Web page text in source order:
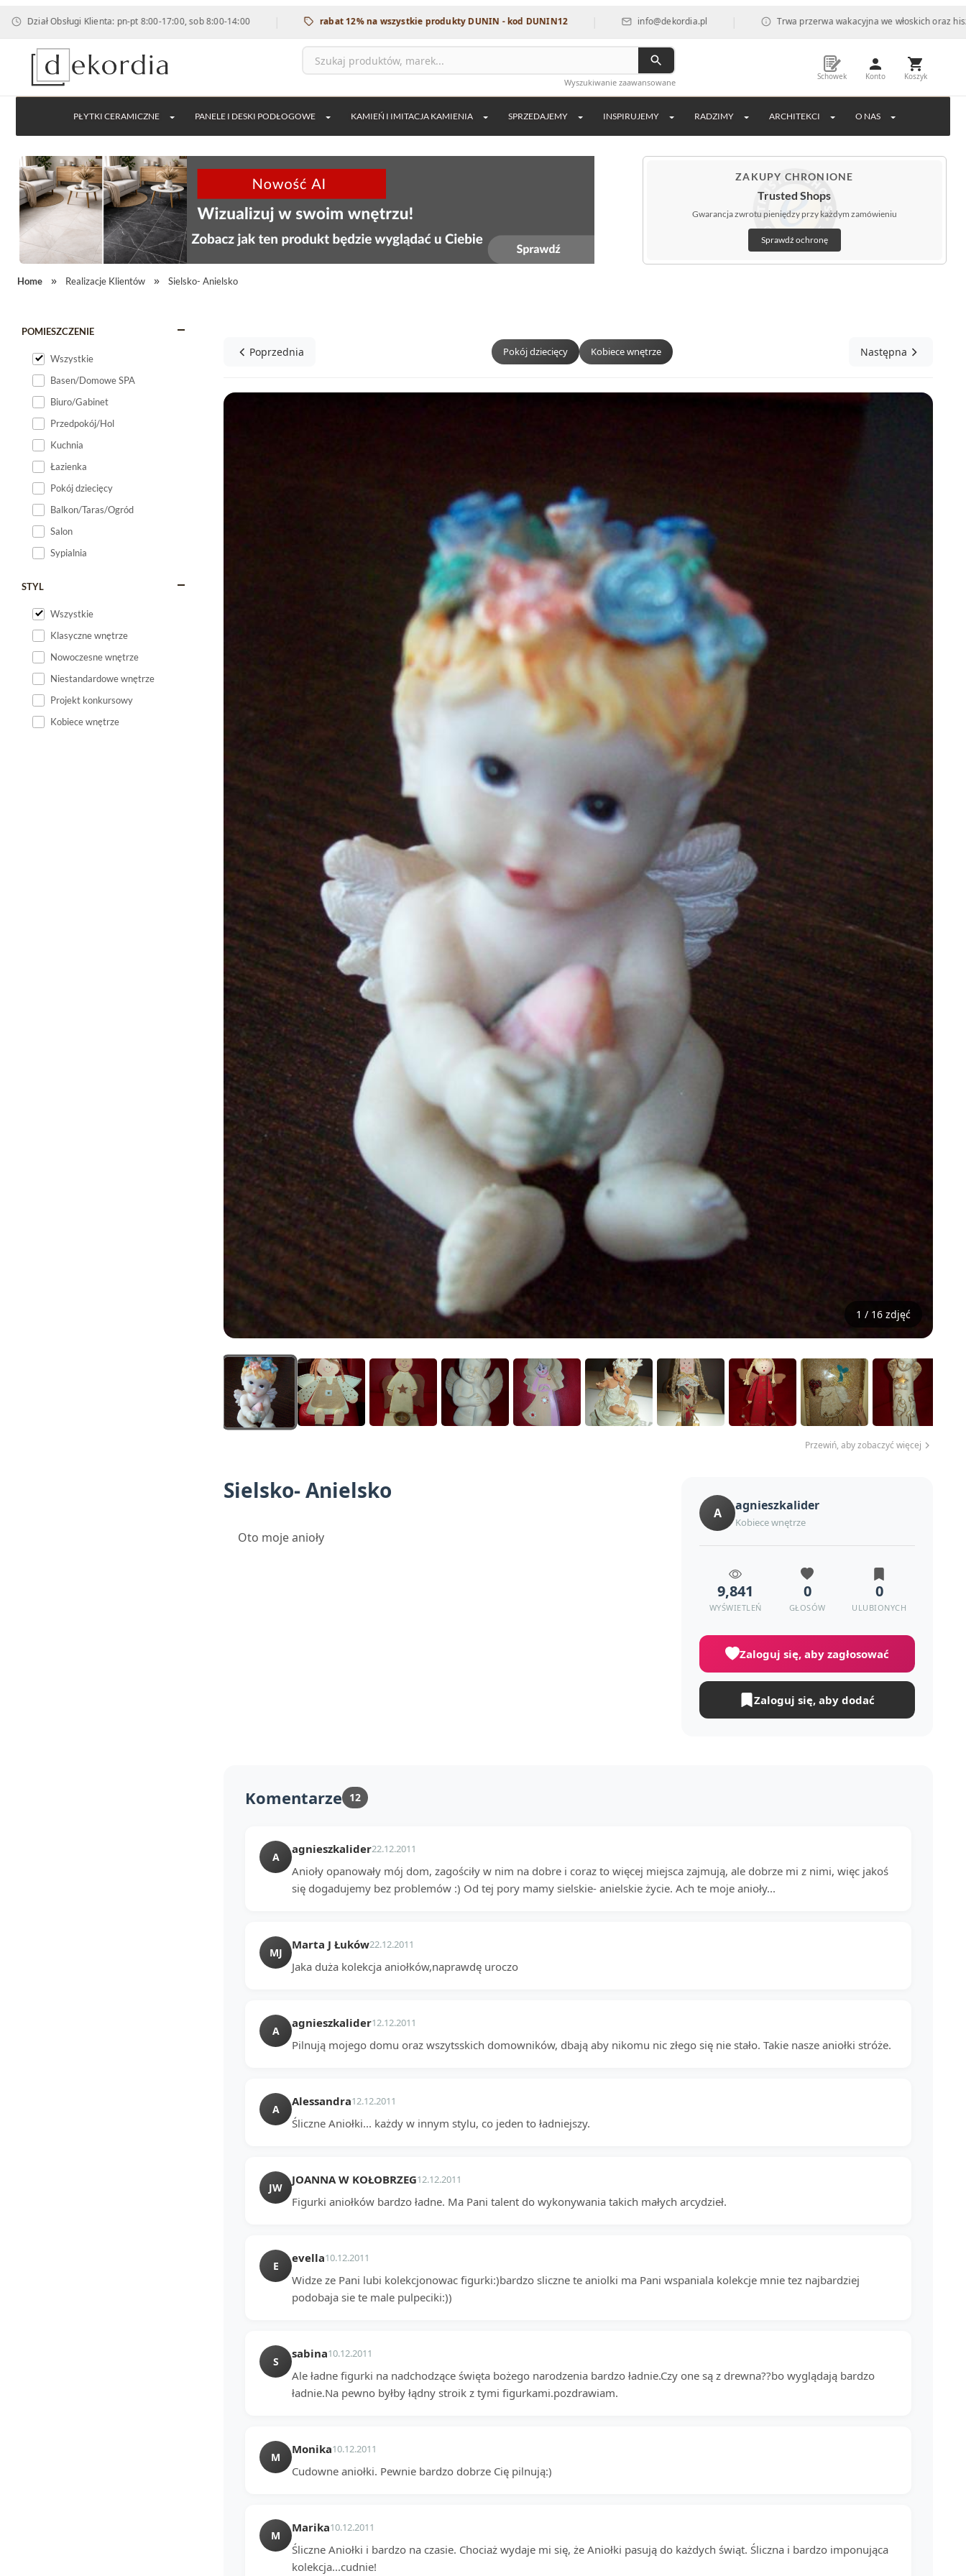
Klienta: pn-pt 8:00-17:00, sob 8:00-14:00 | rabat 12% na wszystkie produkty DUNIN - kod DUNIN12 | info@dekordia.pl | Trwa przerwa wakacyjna we włoskich oraz hiszpańskich
Wyszukiwanie zaawansowane
Schowek Konto Koszyk
PŁYTKI CERAMICZNE PANELE I DESKI PODŁOGOWE KAMIEŃ I IMITACJA KAMIENIA SPRZEDAJEMY INSPIRUJEMY RADZIMY ARCHITEKCI O NAS
ZAKUPY CHRONIONE
Trusted Shops
Gwarancja zwrotu pieniędzy przy każdym zamówieniu
Sprawdź ochronę
Home Realizacje Klientów Sielsko- Anielsko
POMIESZCZENIE
Wszystkie
Basen/Domowe SPA
Biuro/Gabinet
Przedpokój/Hol
Kuchnia
Łazienka
Pokój dziecięcy
Balkon/Taras/Ogród
Salon
Sypialnia
STYL
Wszystkie
Klasyczne wnętrze
Nowoczesne wnętrze
Niestandardowe wnętrze
Projekt konkursowy
Kobiece wnętrze
Poprzednia Pokój dziecięcy Kobiece wnętrze Następna
1 / 16 zdjęć
Przewiń, aby zobaczyć więcej
Sielsko- Anielsko
Oto moje anioły
A agnieszkalider
Kobiece wnętrze
9,841
WYŚWIETLEŃ
0
GŁOSÓW
0
ULUBIONYCH
Zaloguj się, aby zagłosować
Zaloguj się, aby dodać
Komentarze 12
A
agnieszkalider22.12.2011
Anioły opanowały mój dom, zagościły w nim na dobre i coraz to więcej miejsca zajmują, ale dobrze mi z nimi, więc jakoś
się dogadujemy bez problemów :) Od tej pory mamy sielskie- anielskie życie. Ach te moje anioły...
MJ
Marta J Łuków22.12.2011
Jaka duża kolekcja aniołków,naprawdę uroczo
A
agnieszkalider12.12.2011
Pilnują mojego domu oraz wszytsskich domowników, dbają aby nikomu nic złego się nie stało. Takie nasze aniołki stróże.
A
Alessandra12.12.2011
Śliczne Aniołki... każdy w innym stylu, co jeden to ładniejszy.
JW
JOANNA W KOŁOBRZEG12.12.2011
Figurki aniołków bardzo ładne. Ma Pani talent do wykonywania takich małych arcydzieł.
E
evella10.12.2011
Widze ze Pani lubi kolekcjonowac figurki:)bardzo sliczne te aniolki ma Pani wspaniala kolekcje mnie tez najbardziej
podobaja sie te male pulpeciki:))
S
sabina10.12.2011
Ale ładne figurki na nadchodzące święta bożego narodzenia bardzo ładnie.Czy one są z drewna??bo wyglądają bardzo
ładnie.Na pewno byłby łądny stroik z tymi figurkami.pozdrawiam.
M
Monika10.12.2011
Cudowne aniołki. Pewnie bardzo dobrze Cię pilnują:)
M
Marika10.12.2011
Śliczne Aniołki i bardzo na czasie. Chociaż wydaje mi się, że Aniołki pasują do każdych świąt. Śliczna i bardzo imponująca
kolekcja...cudnie!